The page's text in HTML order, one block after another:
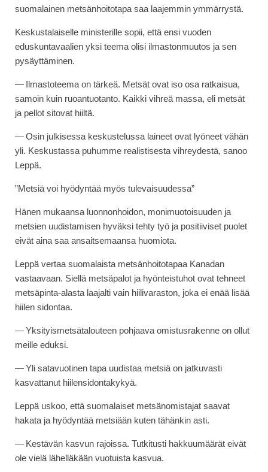
suomalainen metsänhoitotapa saa laajemmin ymmärrystä.
Keskustalaiselle ministerille sopii, että ensi vuoden
eduskuntavaalien yksi teema olisi ilmastonmuutos ja sen
pysäyttäminen.
— Ilmastoteema on tärkeä. Metsät ovat iso osa ratkaisua,
samoin kuin ruoantuotanto. Kaikki vihreä massa, eli metsät
ja pellot sitovat hiiltä.
— Osin julkisessa keskustelussa laineet ovat lyöneet vähän
yli. Keskustassa puhumme realistisesta vihreydestä, sanoo
Leppä.
”Metsiä voi hyödyntää myös tulevaisuudessa”
Hänen mukaansa luonnonhoidon, monimuotoisuuden ja
metsien uudistamisen hyväksi tehty työ ja positiiviset puolet
eivät aina saa ansaitsemaansa huomiota.
Leppä vertaa suomalaista metsänhoitotapaa Kanadan
vastaavaan. Siellä metsäpalot ja hyönteistuhot ovat tehneet
metsäpinta-alasta laajalti vain hiilivaraston, joka ei enää lisää
hiilen sidontaa.
— Yksityismetsätalouteen pohjaava omistusrakenne on ollut
meille eduksi.
— Yli satavuotinen tapa uudistaa metsiä on jatkuvasti
kasvattanut hiilensidontakykyä.
Leppä uskoo, että suomalaiset metsänomistajat saavat
hakata ja hyödyntää metsiään kuten tähänkin asti.
— Kestävän kasvun rajoissa. Tutkitusti hakkuumäärät eivät
ole vielä lähelläkään vuotuista kasvua.